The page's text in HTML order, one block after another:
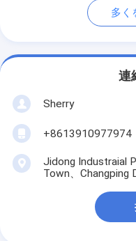
多く
連
Sherry
+8613910977974
Jidong Industraial
Town、Changping